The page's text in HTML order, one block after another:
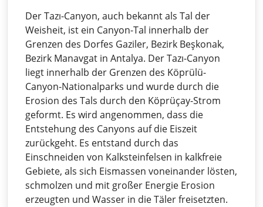
Der Tazı-Canyon, auch bekannt als Tal der
Weisheit, ist ein Canyon-Tal innerhalb der
Grenzen des Dorfes Gaziler, Bezirk Beşkonak,
Bezirk Manavgat in Antalya. Der Tazı-Canyon
liegt innerhalb der Grenzen des Köprülü-
Canyon-Nationalparks und wurde durch die
Erosion des Tals durch den Köprüçay-Strom
geformt. Es wird angenommen, dass die
Entstehung des Canyons auf die Eiszeit
zurückgeht. Es entstand durch das
Einschneiden von Kalksteinfelsen in kalkfreie
Gebiete, als sich Eismassen voneinander lösten,
schmolzen und mit großer Energie Erosion
erzeugten und Wasser in die Täler freisetzten.